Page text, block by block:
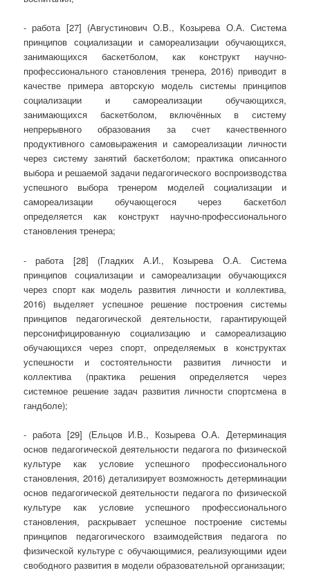
- работа [27] (Августинович О.В., Козырева О.А. Система
принципов социализации и самореализации обучающихся,
занимающихся баскетболом, как конструкт научно-
профессионального становления тренера, 2016) приводит в
качестве примера авторскую модель системы принципов
социализации и самореализации обучающихся,
занимающихся баскетболом, включённых в систему
непрерывного образования за счет качественного
продуктивного самовыражения и самореализации личности
через систему занятий баскетболом; практика описанного
выбора и решаемой задачи педагогического воспроизводства
успешного выбора тренером моделей социализации и
самореализации обучающегося через баскетбол
определяется как конструкт научно-профессионального
становления тренера;
- работа [28] (Гладких А.И., Козырева О.А. Система
принципов социализации и самореализации обучающихся
через спорт как модель развития личности и коллектива,
2016) выделяет успешное решение построения системы
принципов педагогической деятельности, гарантирующей
персонифицированную социализацию и самореализацию
обучающихся через спорт, определяемых в конструктах
успешности и состоятельности развития личности и
коллектива (практика решения определяется через
системное решение задач развития личности спортсмена в
гандболе);
- работа [29] (Ельцов И.В., Козырева О.А. Детерминация
основ педагогической деятельности педагога по физической
культуре как условие успешного профессионального
становления, 2016) детализирует возможность детерминации
основ педагогической деятельности педагога по физической
культуре как условие успешного профессионального
становления, раскрывает успешное построение системы
принципов педагогического взаимодействия педагога по
физической культуре с обучающимися, реализующими идеи
свободного развития в модели образовательной организации;